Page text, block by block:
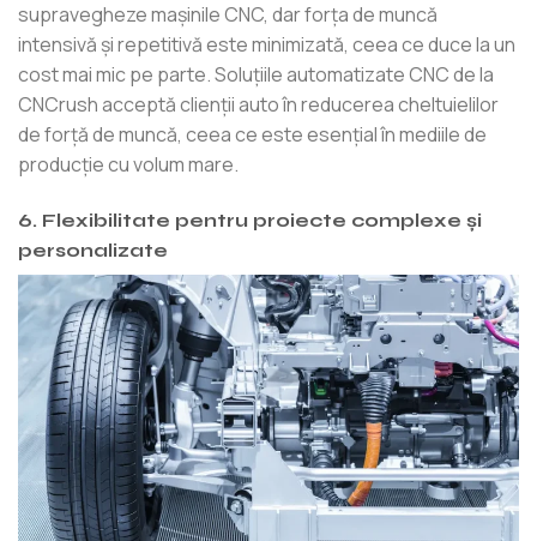
supravegheze mașinile CNC, dar forța de muncă
intensivă și repetitivă este minimizată, ceea ce duce la un
cost mai mic pe parte. Soluțiile automatizate CNC de la
CNCrush acceptă clienții auto în reducerea cheltuielilor
de forță de muncă, ceea ce este esențial în mediile de
producție cu volum mare.
6. Flexibilitate pentru proiecte complexe și
personalizate